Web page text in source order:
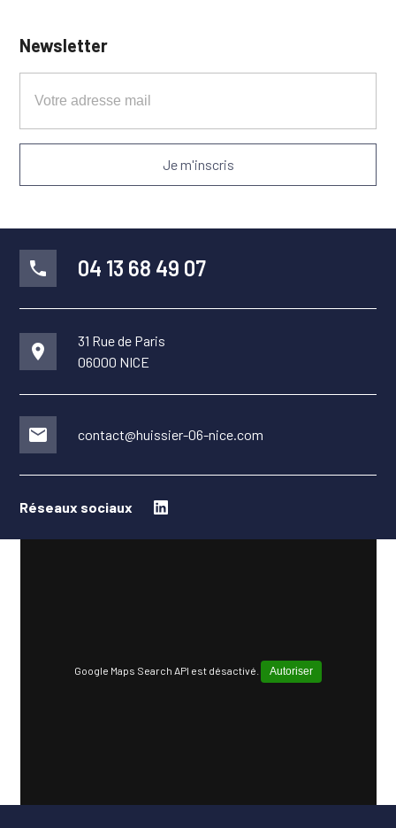
Newsletter
phone 04 13 68 49 07
place
31 Rue de Paris
06000 NICE
mail contact@huissier-06-nice.com
Réseaux sociaux
Google Maps Search API est désactivé. Autoriser